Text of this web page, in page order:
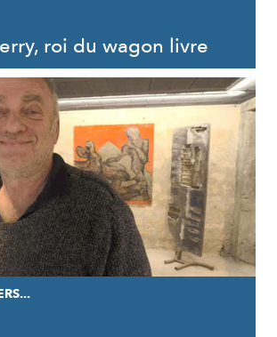
roi du wagon livre